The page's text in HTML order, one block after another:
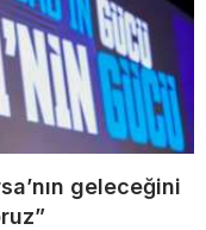
geleceğini